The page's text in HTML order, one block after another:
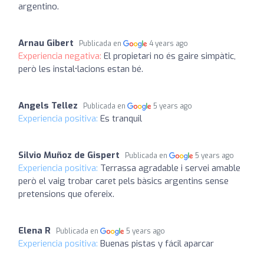
argentino.
Arnau Gibert Publicada en 4 years ago
Experiencia negativa: El propietari no és gaire simpàtic,
però les instal•lacions estan bé.
Angels Tellez Publicada en 5 years ago
Experiencia positiva: Es tranquil
Silvio Muñoz de Gispert Publicada en 5 years ago
Experiencia positiva: Terrassa agradable i servei amable
però el vaig trobar caret pels bàsics argentins sense
pretensions que ofereix.
Elena R Publicada en 5 years ago
Experiencia positiva: Buenas pistas y fácil aparcar